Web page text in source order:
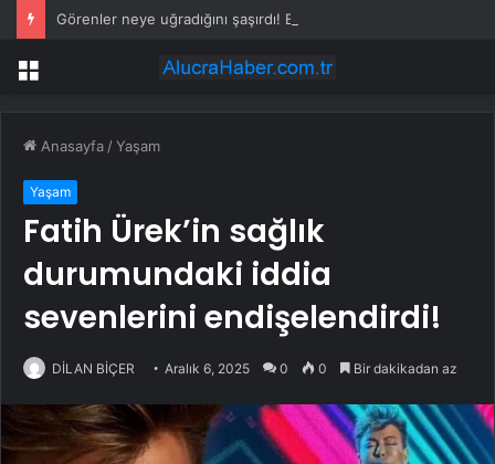
Menü
Anasayfa /Yaşam
Yaşam
Fatih Ürek’in sağlık
durumundaki iddia
sevenlerini endişelendirdi!
DİLAN BİÇER Aralık 6, 2025 0 0 Bir dakikadan az